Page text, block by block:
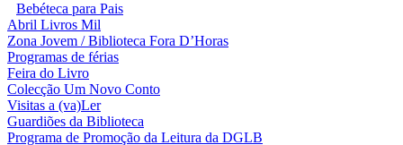
Bebéteca para Pais
Abril Livros Mil
Zona Jovem / Biblioteca Fora D’Horas
Programas de férias
Feira do Livro
Colecção Um Novo Conto
Visitas a (va)Ler
Guardiões da Biblioteca
Programa de Promoção da Leitura da DGLB